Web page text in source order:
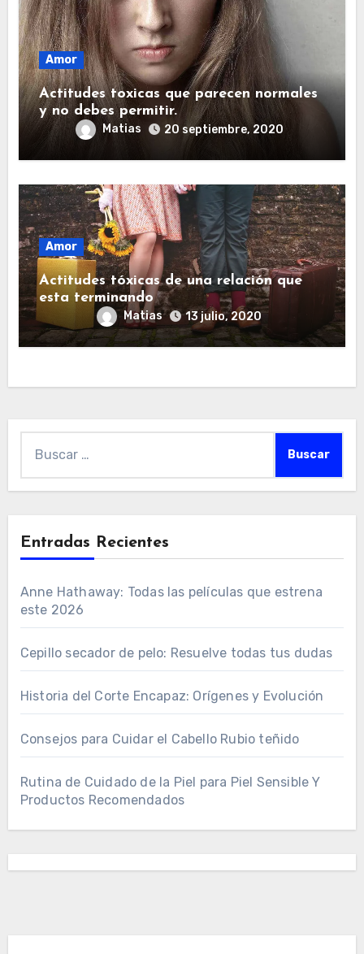
Amor
Actitudes toxicas que parecen normales
y no debes permitir.
Matias 20 septiembre, 2020
Amor
Actitudes tóxicas de una relación que
esta terminando
Matias 13 julio, 2020
Entradas Recientes
Anne Hathaway: Todas las películas que estrena
este 2026
Cepillo secador de pelo: Resuelve todas tus dudas
Historia del Corte Encapaz: Orígenes y Evolución
Consejos para Cuidar el Cabello Rubio teñido
Rutina de Cuidado de la Piel para Piel Sensible Y
Productos Recomendados